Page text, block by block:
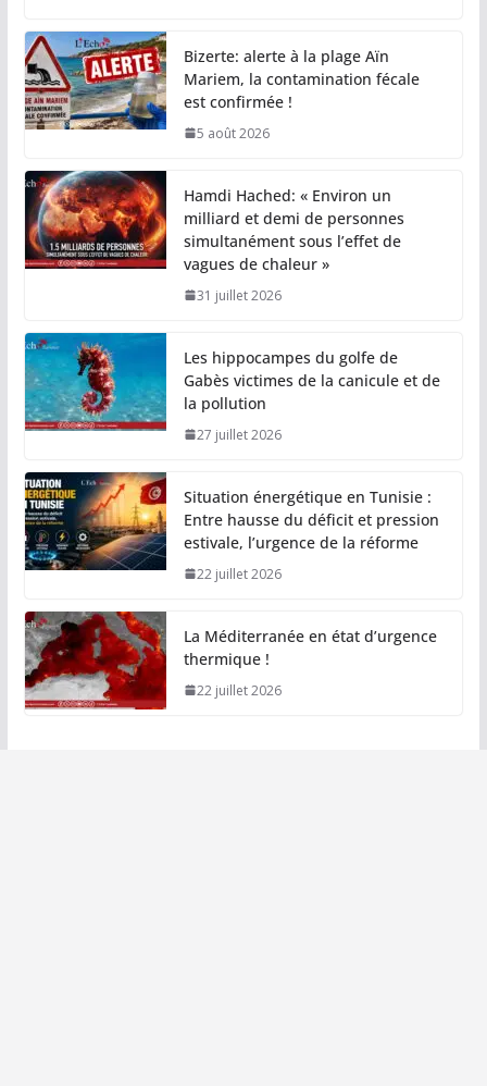
Bizerte: alerte à la plage Aïn
Mariem, la contamination fécale
est confirmée !
5 août 2026
Hamdi Hached: « Environ un
milliard et demi de personnes
simultanément sous l’effet de
vagues de chaleur »
31 juillet 2026
Les hippocampes du golfe de
Gabès victimes de la canicule et de
la pollution
27 juillet 2026
Situation énergétique en Tunisie :
Entre hausse du déficit et pression
estivale, l’urgence de la réforme
22 juillet 2026
La Méditerranée en état d’urgence
thermique !
22 juillet 2026